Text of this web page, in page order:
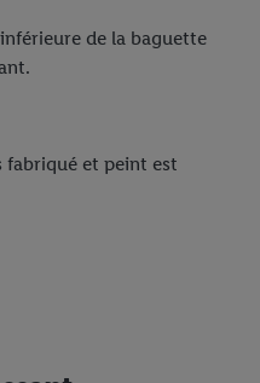
de la baguette
fabriqué et peint est